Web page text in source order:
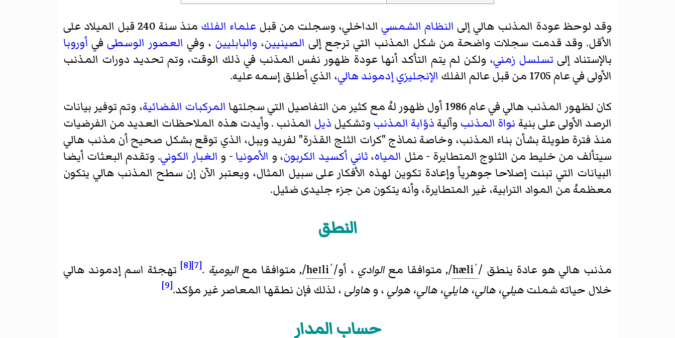
وقد لوحظ عودة المذنب هالي إلى النظام الشمسيالداخلي، وسجلت من قبلعلماء الفلك
منذ سنة 240 قبل الميلاد على
الأقل. وقد قدمت سجلات واضحة من شكل المذنب التي ترجع إلى الصينيين، والبابليين ، وفي العصور الوسطىفي أوروبا
بالإستناد إلى تسلسل زمني، ولكن لم يتم التأكد أنها عودة ظهور نفس المذنب في ذلك الوقت، وتم تحديد دورات المذنب
الأولى في عام 1705 من قبل عالم الفلك
الإنجليزيإدموند هالي، الذي أطلق إسمه عليه.
كان لظهور المذنب هالي في عام 1986 أول ظهور لهُ مع كثير من التفاصيل التي سجلتها
المركبات الفضائية، وتم توفير بيانات
الرصد الأولى على بنية نواة المذنب وآليةذؤابة المذنب وتشكيل ذيل المذنب . وأيدت هذه الملاحظات العديد من الفرضيات
منذ فترة طويلة بشأن بناء المذنب، وخاصة نماذج "كرات الثلج القذرة" لفريد ويبل، الذي توقع بشكل صحيح أن مذنب هالي
سيتألف من خليط من الثلوج المتطايرة - مثل المياه، ثاني أكسيد الكربون، و الأمونيا - و الغبار الكوني. وتقدم البعثات أيضا
البيانات التي تبنت إصلاحا جوهرياً وإعادة تكوين لهذه الأفكار على سبيل المثال، ويعتبر الآن إن سطح المذنب هالي يتكون
معظمهُ من المواد الترابية، غير المتطايرة، وأنه يتكون من جزء جليدى ضئيل.
النطق
مذنب هالي هو عادة ينطق /
ˈ
hæli
/, متوافقا مع الوادي ، أو/
ˈ
heɪli
/, متوافقا معاليومية .
[7]
[8]
تهجئة اسم إدموند هالي
خلال حياته شملتهيلي، هالي، هايلي، هالي، هولي ، وهاولى ، لذلك فإن نطقها المعاصر غير مؤكد.[9]
حساب المدار